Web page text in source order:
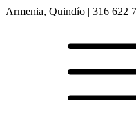
Armenia, Quindío | 316 622